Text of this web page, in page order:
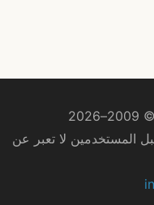
المستخدمين لا تعبر عن